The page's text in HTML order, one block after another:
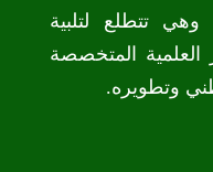
تتطلع لتلبية
المتخصصة
وتطويره.